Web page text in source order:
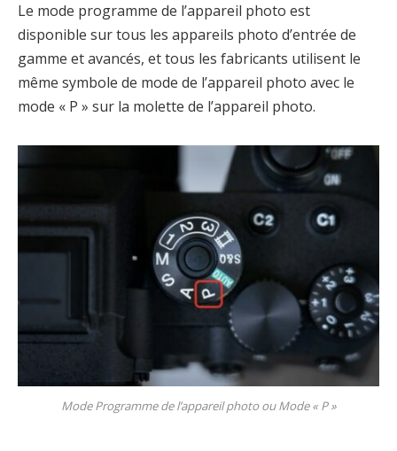
Le mode programme de l’appareil photo est
disponible sur tous les appareils photo d’entrée de
gamme et avancés, et tous les fabricants utilisent le
même symbole de mode de l’appareil photo avec le
mode « P » sur la molette de l’appareil photo.
Mode Programme de l’appareil photo ou Mode « P »